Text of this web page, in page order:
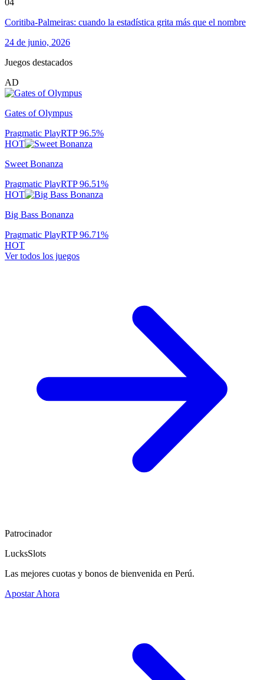
Coritiba-Palmeiras: cuando la estadística grita más que el nombre
24 de junio, 2026
Juegos destacados
AD
Gates of Olympus
Pragmatic PlayRTP96.5%
HOT
Sweet Bonanza
Pragmatic PlayRTP96.51%
HOT
Big Bass Bonanza
Pragmatic PlayRTP96.71%
HOT
Ver todos los juegos
Patrocinador
LucksSlots
Las mejores cuotas y bonos de bienvenida en Perú.
Apostar Ahora